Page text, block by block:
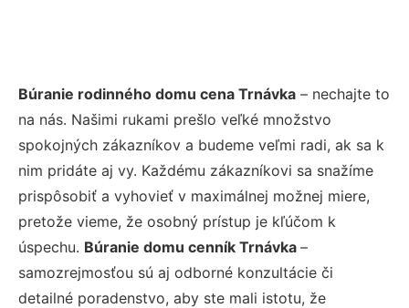
Búranie rodinného domu cena Trnávka – nechajte to
na nás. Našimi rukami prešlo veľké množstvo
spokojných zákazníkov a budeme veľmi radi, ak sa k
nim pridáte aj vy. Každému zákazníkovi sa snažíme
prispôsobiť a vyhovieť v maximálnej možnej miere,
pretože vieme, že osobný prístup je kľúčom k
úspechu. Búranie domu cenník Trnávka –
samozrejmosťou sú aj odborné konzultácie či
detailné poradenstvo, aby ste mali istotu, že